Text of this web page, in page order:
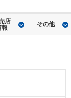
店
報 その他